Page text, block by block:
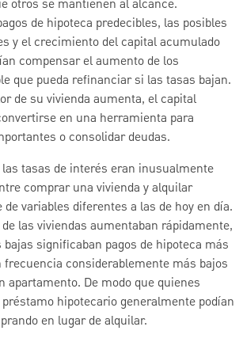
otros se mantienen al alcance.
de hipoteca predecibles, las posibles
y el crecimiento del capital acumulado
compensar el aumento de los
que pueda refinanciar si las tasas bajan.
de su vivienda aumenta, el capital
en una herramienta para
o consolidar deudas.
tasas de interés eran inusualmente
comprar una vivienda y alquilar
variables diferentes a las de hoy en día.
las viviendas aumentaban rápidamente,
significaban pagos de hipoteca más
frecuencia considerablemente más bajos
apartamento. De modo que quienes
hipotecario generalmente podían
en lugar de alquilar.